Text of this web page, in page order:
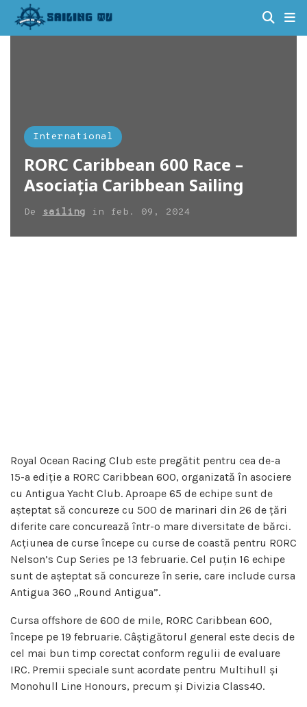
International
RORC Caribbean 600 Race –
Asociația Caribbean Sailing
De sailing in feb. 09, 2024
Royal Ocean Racing Club este pregătit pentru cea de-a
15-a ediție a RORC Caribbean 600, organizată în asociere
cu Antigua Yacht Club. Aproape 65 de echipe sunt de
așteptat să concureze cu 500 de marinari din 26 de țări
diferite care concurează într-o mare diversitate de bărci.
Acțiunea de curse începe cu curse de coastă pentru RORC
Nelson’s Cup Series pe 13 februarie. Cel puțin 16 echipe
sunt de așteptat să concureze în serie, care include cursa
Antigua 360 „Round Antigua”.
Cursa offshore de 600 de mile, RORC Caribbean 600,
începe pe 19 februarie. Câștigătorul general este decis de
cel mai bun timp corectat conform regulii de evaluare
IRC. Premii speciale sunt acordate pentru Multihull și
Monohull Line Honours, precum și Divizia Class40.